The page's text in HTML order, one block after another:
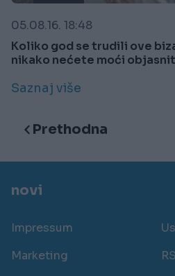
05.08.16. 18:48
Koliko god se trudili ove
nikako nećete moći
Saznaj više
Prethodna
novi
Impressum
Marketing